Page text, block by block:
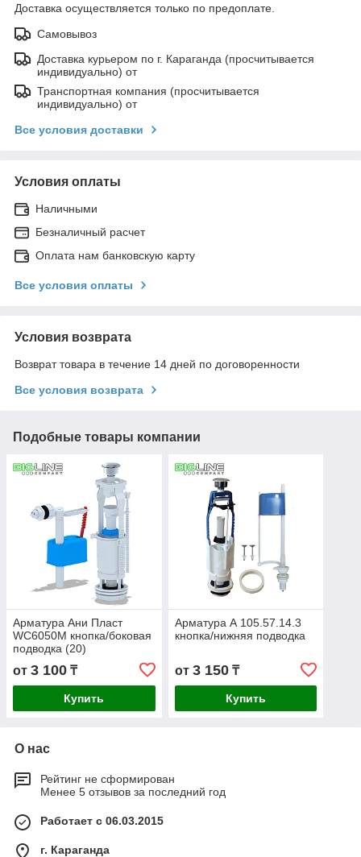
Доставка осуществляется только по предоплате.
Самовывоз
Доставка курьером по г. Караганда (просчитывается
индивидуально) от
Транспортная компания (просчитывается
индивидуально) от
Все условия доставки
Условия оплаты
Наличными
Безналичный расчет
Оплата нам банковскую карту
Все условия оплаты
Условия возврата
Возврат товара в течение 14 дней по договоренности
Все условия возврата
Подобные товары компании
Арматура Ани Пласт
WC6050М кнопка/боковая
подводка (20)
от 3 100 ₸
Купить
Арматура А 105.57.14.3
кнопка/нижняя подводка
от 3 150₸
Купить
О нас
Рейтинг не сформирован
Менее 5 отзывов за последний год
Работает с 06.03.2015
г. Караганда